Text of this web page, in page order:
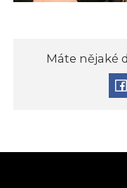
Máte nějaké